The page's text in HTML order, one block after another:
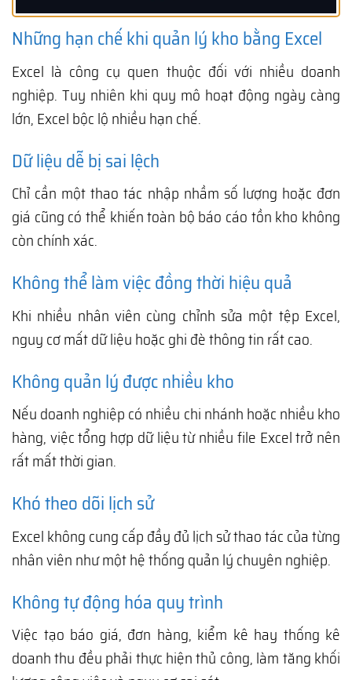
Những hạn chế khi quản lý kho bằng Excel
Excel là công cụ quen thuộc đối với nhiều doanh
nghiệp. Tuy nhiên khi quy mô hoạt động ngày càng
lớn, Excel bộc lộ nhiều hạn chế.
Dữ liệu dễ bị sai lệch
Chỉ cần một thao tác nhập nhầm số lượng hoặc đơn
giá cũng có thể khiến toàn bộ báo cáo tồn kho không
còn chính xác.
Không thể làm việc đồng thời hiệu quả
Khi nhiều nhân viên cùng chỉnh sửa một tệp Excel,
nguy cơ mất dữ liệu hoặc ghi đè thông tin rất cao.
Không quản lý được nhiều kho
Nếu doanh nghiệp có nhiều chi nhánh hoặc nhiều kho
hàng, việc tổng hợp dữ liệu từ nhiều file Excel trở nên
rất mất thời gian.
Khó theo dõi lịch sử
Excel không cung cấp đầy đủ lịch sử thao tác của từng
nhân viên như một hệ thống quản lý chuyên nghiệp.
Không tự động hóa quy trình
Việc tạo báo giá, đơn hàng, kiểm kê hay thống kê
doanh thu đều phải thực hiện thủ công, làm tăng khối